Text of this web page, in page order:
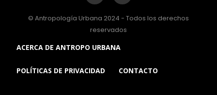
© Antropología Urbana 2024 - Todos los derechos
reservados
ACERCA DE ANTROPO URBANA
POLÍTICAS DE PRIVACIDAD CONTACTO